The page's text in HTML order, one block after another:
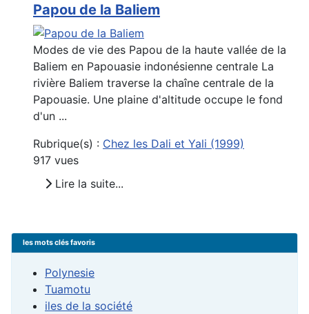
Papou de la Baliem
Modes de vie des Papou de la haute vallée de la
Baliem en Papouasie indonésienne centrale La
rivière Baliem traverse la chaîne centrale de la
Papouasie. Une plaine d'altitude occupe le fond
d'un ...
Rubrique(s) : Chez les Dali et Yali (1999)
917 vues
Lire la suite...
les mots clés favoris
Polynesie
Tuamotu
iles de la société